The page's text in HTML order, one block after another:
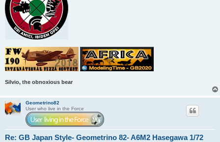
Silvio, the obnoxious bear
Geometrino82
User who live in the Force
Re: GB Japan Style- Geometrino 82- A6M2 Hasegawa 1/72